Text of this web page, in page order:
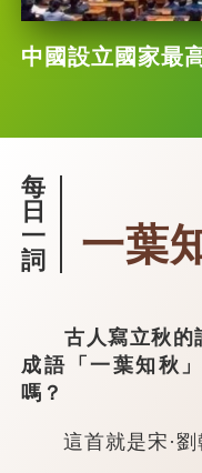
中國設立國家最
每
日
一
詞
一葉
古人寫立秋的
成語「一葉知秋
嗎？
這首就是宋·劉